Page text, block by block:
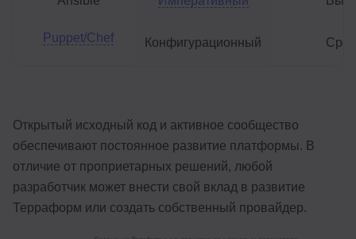
Puppet/Chef Конфигурационный
Открытый исходный код и активное сообщество
обеспечивают постоянное развитие платформы. В
отличие от проприетарных решений, любой
разработчик может внести свой вклад в развитие
Терраформ или создать собственный провайдер.